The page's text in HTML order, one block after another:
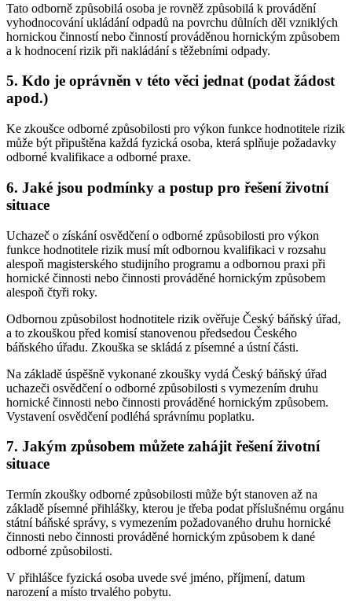
Tato odborně způsobilá osoba je rovněž způsobilá k provádění
vyhodnocování ukládání odpadů na povrchu důlních děl vzniklých
hornickou činností nebo činností prováděnou hornickým způsobem
a k hodnocení rizik při nakládání s těžebními odpady.
5. Kdo je oprávněn v této věci jednat (podat žádost
apod.)
Ke zkoušce odborné způsobilosti pro výkon funkce hodnotitele rizik
může být připuštěna každá fyzická osoba, která splňuje požadavky
odborné kvalifikace a odborné praxe.
6. Jaké jsou podmínky a postup pro řešení životní
situace
Uchazeč o získání osvědčení o odborné způsobilosti pro výkon
funkce hodnotitele rizik musí mít odbornou kvalifikaci v rozsahu
alespoň magisterského studijního programu a odbornou praxi při
hornické činnosti nebo činnosti prováděné hornickým způsobem
alespoň čtyři roky.
Odbornou způsobilost hodnotitele rizik ověřuje Český báňský úřad,
a to zkouškou před komisí stanovenou předsedou Českého
báňského úřadu. Zkouška se skládá z písemné a ústní části.
Na základě úspěšně vykonané zkoušky vydá Český báňský úřad
uchazeči osvědčení o odborné způsobilosti s vymezením druhu
hornické činnosti nebo činnosti prováděné hornickým způsobem.
Vystavení osvědčení podléhá správnímu poplatku.
7. Jakým způsobem můžete zahájit řešení životní
situace
Termín zkoušky odborné způsobilosti může být stanoven až na
základě písemné přihlášky, kterou je třeba podat příslušnému orgánu
státní báňské správy, s vymezením požadovaného druhu hornické
činnosti nebo činnosti prováděné hornickým způsobem k dané
odborné způsobilosti.
V přihlášce fyzická osoba uvede své jméno, příjmení, datum
narození a místo trvalého pobytu.